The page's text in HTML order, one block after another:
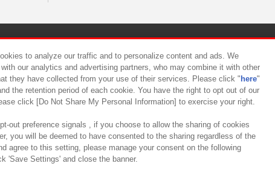
食品のご提供について カスタマーハラスメント対応方針
to analyze our traffic and to personalize content and ads. We
our analytics and advertising partners, who may combine it with other
they have collected from your use of their services. Please click " here"
the retention period of each cookie. You have the right to opt out of our
click [Do Not Share My Personal Information] to exercise your right.
out preference signals , if you choose to allow the sharing of cookies
you will be deemed to have consented to the sharing regardless of the
agree to this setting, please manage your consent on the following
'Save Settings' and close the banner.